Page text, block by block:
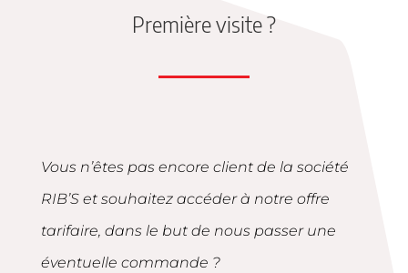
Première visite ?
Vous n’êtes pas encore client de la société
RIB’S et souhaitez accéder à notre offre
tarifaire, dans le but de nous passer une
éventuelle commande ?